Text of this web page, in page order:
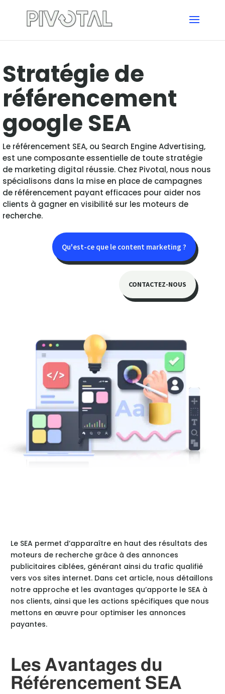
Stratégie de
référencement
google SEA
Le référencement SEA, ou Search Engine Advertising,
est une composante essentielle de toute stratégie
de marketing digital réussie. Chez Pivotal, nous nous
spécialisons dans la mise en place de campagnes
de référencement payant efficaces pour aider nos
clients à gagner en visibilité sur les moteurs de
recherche.
Qu'est-ce que le content marketing ?
CONTACTEZ-NOUS
Le SEA permet d’apparaître en haut des résultats des
moteurs de recherche grâce à des annonces
publicitaires ciblées, générant ainsi du trafic qualifié
vers vos sites internet. Dans cet article, nous détaillons
notre approche et les avantages qu’apporte le SEA à
nos clients, ainsi que les actions spécifiques que nous
mettons en œuvre pour optimiser les annonces
payantes.
Les Avantages du
Référencement SEA